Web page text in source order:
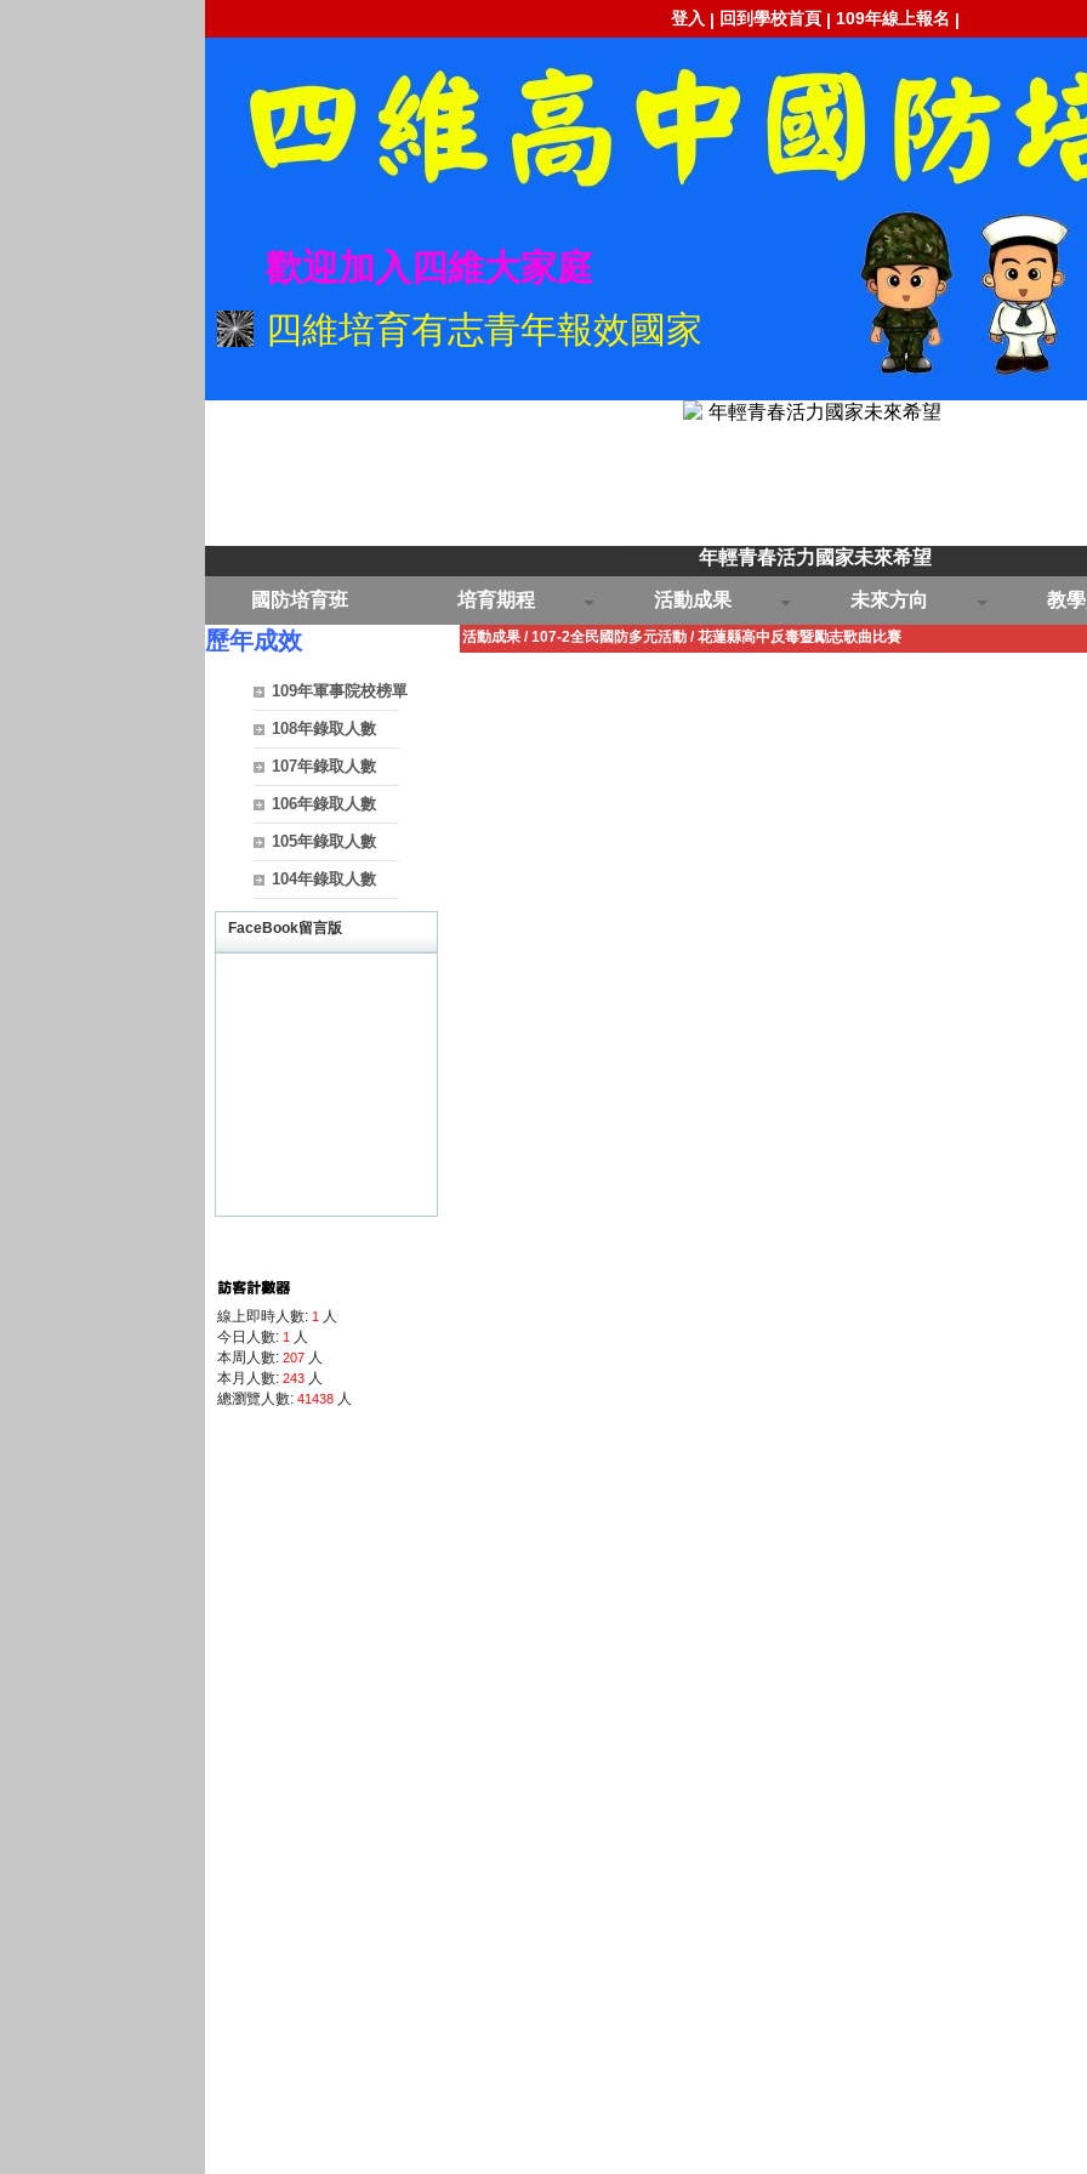
登入 | 回到學校首頁 | 109年線上報名 |
歡迎加入四維大家庭
四維培育有志青年報效國家
年輕青春活力國家未來希望
國防培育班 培育期程 活動成果 未來方向 教
歷年成效
109年軍事院校榜單
108年錄取人數
107年錄取人數
106年錄取人數
105年錄取人數
104年錄取人數
FaceBook留言版
線上即時人數: 1人
今日人數: 1人
本周人數: 207人
本月人數: 243人
總瀏覽人數: 41438人
活動成果/ 107-2全民國防多元活動/ 花蓮縣高中反毒暨勵志歌曲比賽